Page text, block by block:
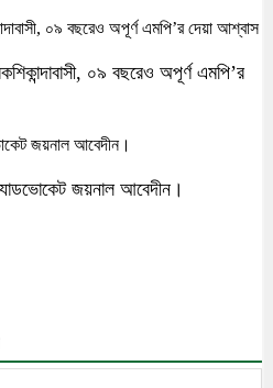
০৯ বছরেও অপূর্ণ এমপি’র
জয়নাল আবেদীন।